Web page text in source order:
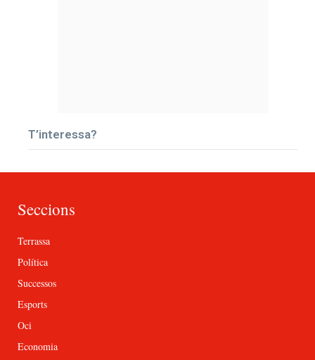
T’interessa?
Seccions
Terrassa
Política
Successos
Esports
Oci
Economia